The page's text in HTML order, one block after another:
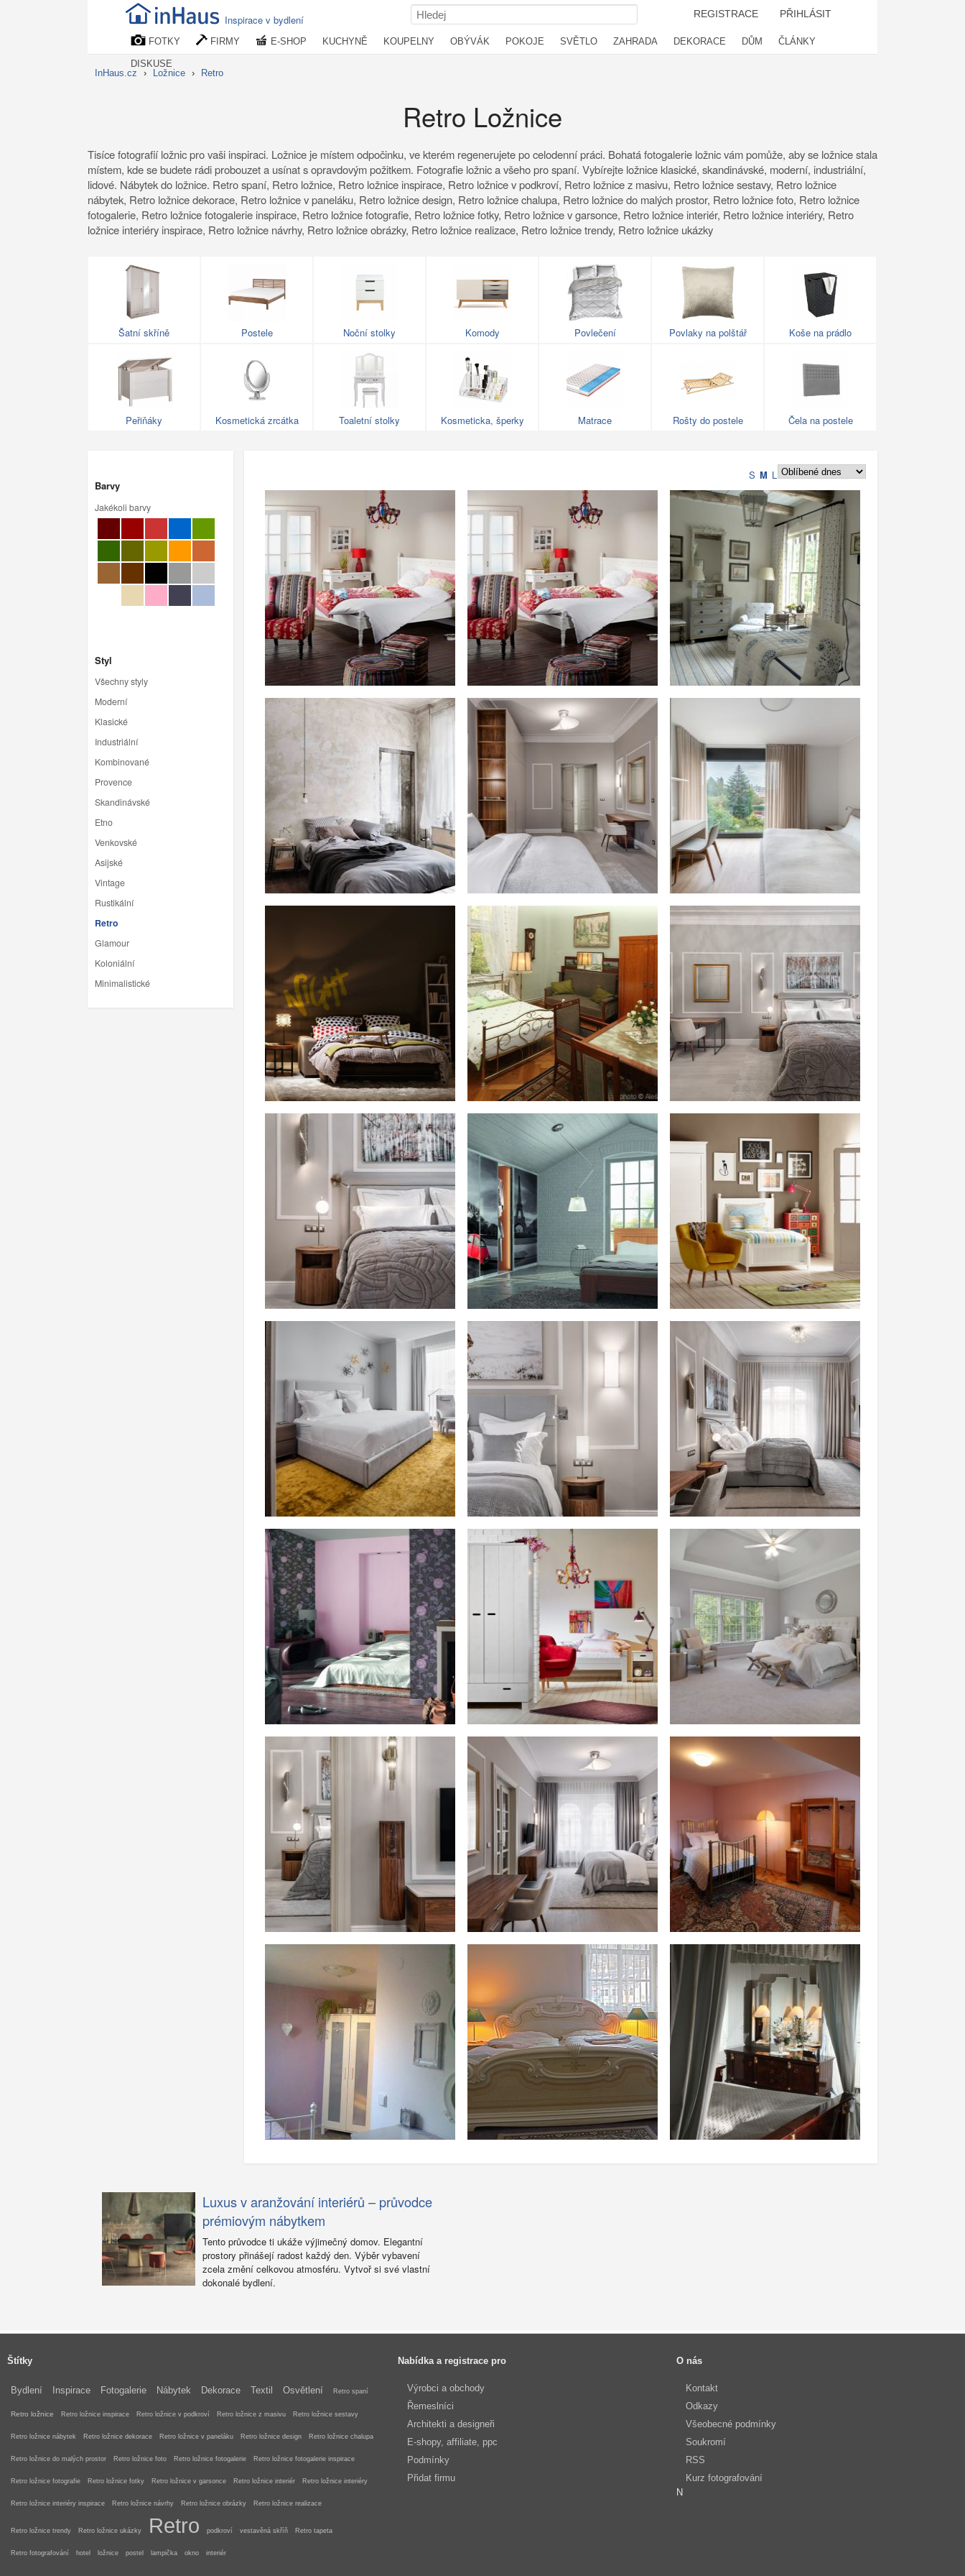
Inspirace v bydlení REGISTRACE PŘIHLÁSIT
FOTKY FIRMY E-SHOP KUCHYNĚ KOUPELNY OBÝVÁK POKOJE SVĚTLO ZAHRADA DEKORACE DŮM ČLÁNKY
DISKUSE
InHaus.cz
› Ložnice › Retro
Retro Ložnice
Tisíce fotografií ložnic pro vaši inspiraci. Ložnice je místem odpočinku, ve kterém regenerujete po celodenní práci. Bohatá fotogalerie ložnic vám pomůže, aby se ložnice stala
místem, kde se budete rádi probouzet a usínat s opravdovým požitkem. Fotografie ložnic a všeho pro spaní. Vybírejte ložnice klasické, skandinávské, moderní, industriální,
lidové. Nábytek do ložnice. Retro spaní, Retro ložnice, Retro ložnice inspirace, Retro ložnice v podkroví, Retro ložnice z masivu, Retro ložnice sestavy, Retro ložnice
nábytek, Retro ložnice dekorace, Retro ložnice v paneláku, Retro ložnice design, Retro ložnice chalupa, Retro ložnice do malých prostor, Retro ložnice foto, Retro ložnice
fotogalerie, Retro ložnice fotogalerie inspirace, Retro ložnice fotografie, Retro ložnice fotky, Retro ložnice v garsonce, Retro ložnice interiér, Retro ložnice interiéry, Retro
ložnice interiéry inspirace, Retro ložnice návrhy, Retro ložnice obrázky, Retro ložnice realizace, Retro ložnice trendy, Retro ložnice ukázky
Šatní skříně Postele Noční stolky Komody Povlečení Povlaky na polštář Koše na prádlo
Peřiňáky Kosmetická zrcátka Toaletní stolky Kosmeticka, šperky Matrace Rošty do postele Čela na postele
Barvy
Jakékoli barvy
Styl
Všechny styly
Moderní
Klasické
Industriální
Kombinované
Provence
Skandinávské
Etno
Venkovské
Asijské
Vintage
Rustikální
Retro
Glamour
Koloniální
Minimalistické
S M L
Luxus v aranžování interiérů – průvodce
prémiovým nábytkem
Tento průvodce ti ukáže výjimečný domov. Elegantní
prostory přinášejí radost každý den. Výběr vybavení
zcela změní celkovou atmosféru. Vytvoř si své vlastní
dokonalé bydlení.
Štítky
Bydlení Inspirace Fotogalerie Nábytek Dekorace Textil Osvětlení Retro spaní
Retro ložnice Retro ložnice inspirace Retro ložnice v podkroví Retro ložnice z masivu Retro ložnice sestavy
Retro ložnice nábytek Retro ložnice dekorace Retro ložnice v paneláku Retro ložnice design Retro ložnice chalupa
Retro ložnice do malých prostor Retro ložnice foto Retro ložnice fotogalerie Retro ložnice fotogalerie inspirace
Retro ložnice fotografie Retro ložnice fotky Retro ložnice v garsonce Retro ložnice interiér Retro ložnice interiéry
Retro ložnice interiéry inspirace Retro ložnice návrhy Retro ložnice obrázky Retro ložnice realizace
Retro ložnice trendy Retro ložnice ukázky Retro podkroví vestavěná skříň Retro tapeta
Retro fotografování hotel ložnice postel lampička okno interiér
Nabídka a registrace pro
Výrobci a obchody
Řemeslníci
Architekti a designeři
E-shopy, affiliate, ppc
Podmínky
Přidat firmu
O nás
Kontakt
Odkazy
Všeobecné podmínky
Soukromí
RSS
Kurz fotografování
N